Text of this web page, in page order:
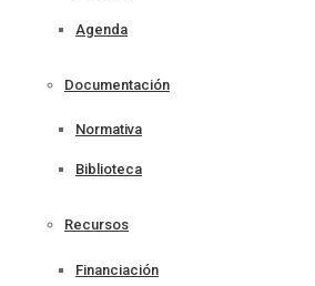
Agenda
Documentación
Normativa
Biblioteca
Recursos
Financiación